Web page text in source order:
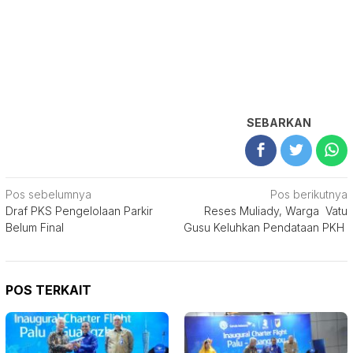
SEBARKAN
Navigasi
pos
Pos sebelumnya
Draf PKS Pengelolaan Parkir
Belum Final
Pos berikutnya
Reses Muliady, Warga Vatu
Gusu Keluhkan Pendataan PKH
POS TERKAIT